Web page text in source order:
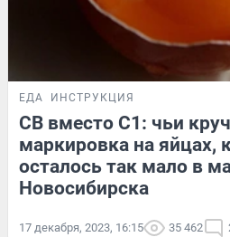
ЕДА ИНСТРУКЦИЯ
СВ вместо С1: чьи
маркировка на яйцах,
осталось так мало в
Новосибирска
17 декабря, 2023, 16:15 35 462